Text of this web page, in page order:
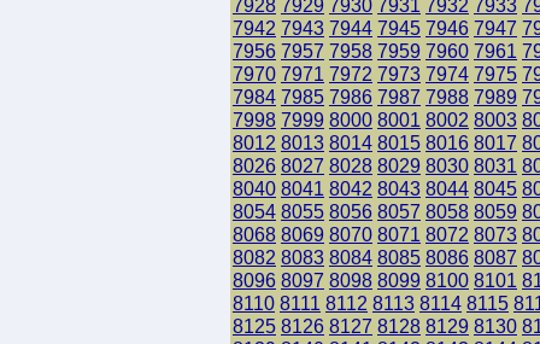
7928 7929 7930 7931 7932 7933
7942 7943 7944 7945 7946 7947
7956 7957 7958 7959 7960 7961
7970 7971 7972 7973 7974 7975
7984 7985 7986 7987 7988 7989
7998 7999 8000 8001 8002 8003
8012 8013 8014 8015 8016 8017
8026 8027 8028 8029 8030 8031
8040 8041 8042 8043 8044 8045
8054 8055 8056 8057 8058 8059
8068 8069 8070 8071 8072 8073
8082 8083 8084 8085 8086 8087
8096 8097 8098 8099 8100 8101
8110 8111 8112 8113 8114 8115
8125 8126 8127 8128 8129 8130